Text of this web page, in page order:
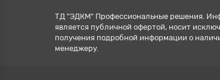
ТД "ЭДКМ" Профессиональные решения.
является публичной офертой, носит
получения подробной информации о
менеджеру.